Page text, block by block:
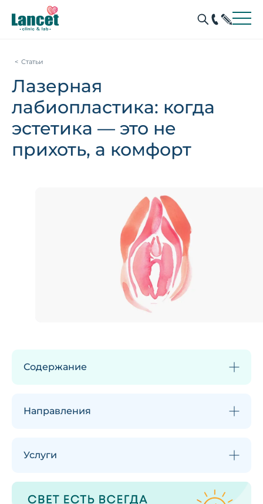
Статьи
Лазерная
лабиопластика: когда
эстетика — это не
прихоть, а комфорт
Содержание
Направления
Услуги